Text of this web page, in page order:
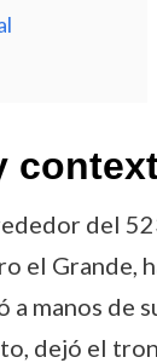
del
el Grande,
a manos de
dejó el